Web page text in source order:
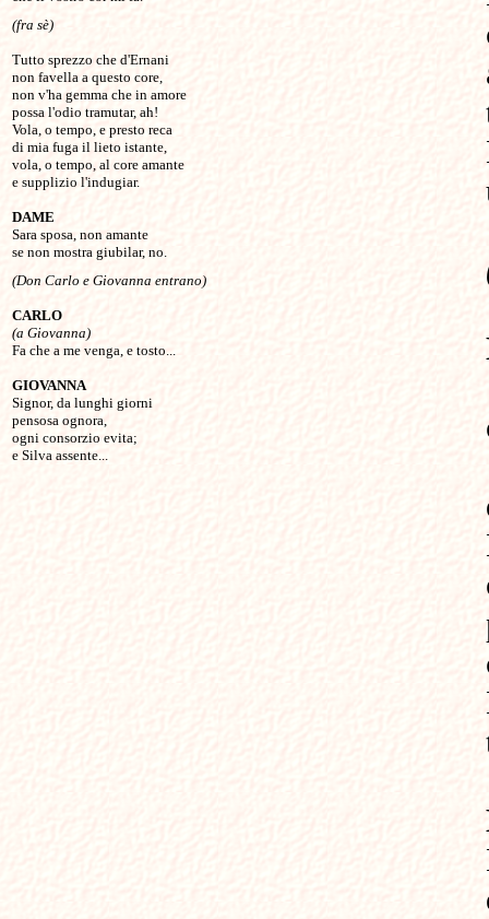
(fra sè)
Tutto sprezzo che d'Ernani
non favella a questo core,
non v'ha gemma che in amore
possa l'odio tramutar, ah!
Vola, o tempo, e presto reca
di mia fuga il lieto istante,
vola, o tempo, al core amante
DAME
Sara sposa, non amante
se non mostra giubilar, no.
(Don Carlo e Giovanna entrano)
CARLO
(a Giovanna)
Fa che a me venga, e tosto...
GIOVANNA
Signor, da lunghi giorni
pensosa ognora,
ogni consorzio evita;